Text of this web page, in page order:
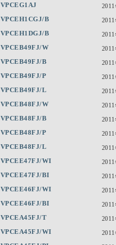
VPCEG1AJ
VPCEH1CGJ/B
VPCEH1DGJ/B
VPCEB49FJ/W
VPCEB49FJ/B
VPCEB49FJ/P
VPCEB49FJ/L
VPCEB48FJ/W
VPCEB48FJ/B
VPCEB48FJ/P
VPCEB48FJ/L
VPCEE47FJ/WI
VPCEE47FJ/BI
VPCEE46FJ/WI
VPCEE46FJ/BI
VPCEA45FJ/T
VPCEA45FJ/WI